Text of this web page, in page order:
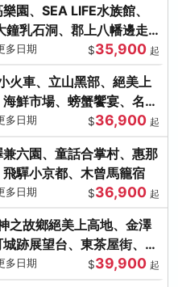
園、SEA LIFE水族館、
乳石洞、郡上八幡邊走
多日期 $35,900 起
火車、立山黑部、絕美上
鮮市場、螃蟹饗宴、名湯
多日期 $36,900 起
六園、童話合掌村、惠那
驒小京都、木曾馬籠宿
多日期 $36,900 起
之故鄉絕美上高地、金澤
跡展望台、東茶屋街、名
多日期 $39,900 起